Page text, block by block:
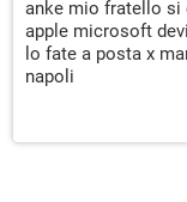
anke mio fratello si
apple microsoft
lo fate a posta x
napoli